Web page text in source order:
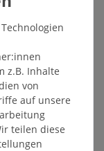
z.B. Inhalte
von
auf unsere
teilen diese